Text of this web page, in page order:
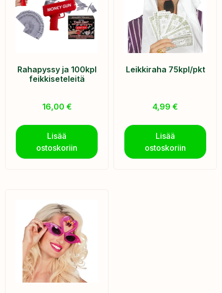
Rahapyssy ja 100kpl
feikkiseteleitä
16,00 €
Lisää
ostoskoriin
Leikkiraha 75kpl/pkt
4,99 €
Lisää
ostoskoriin